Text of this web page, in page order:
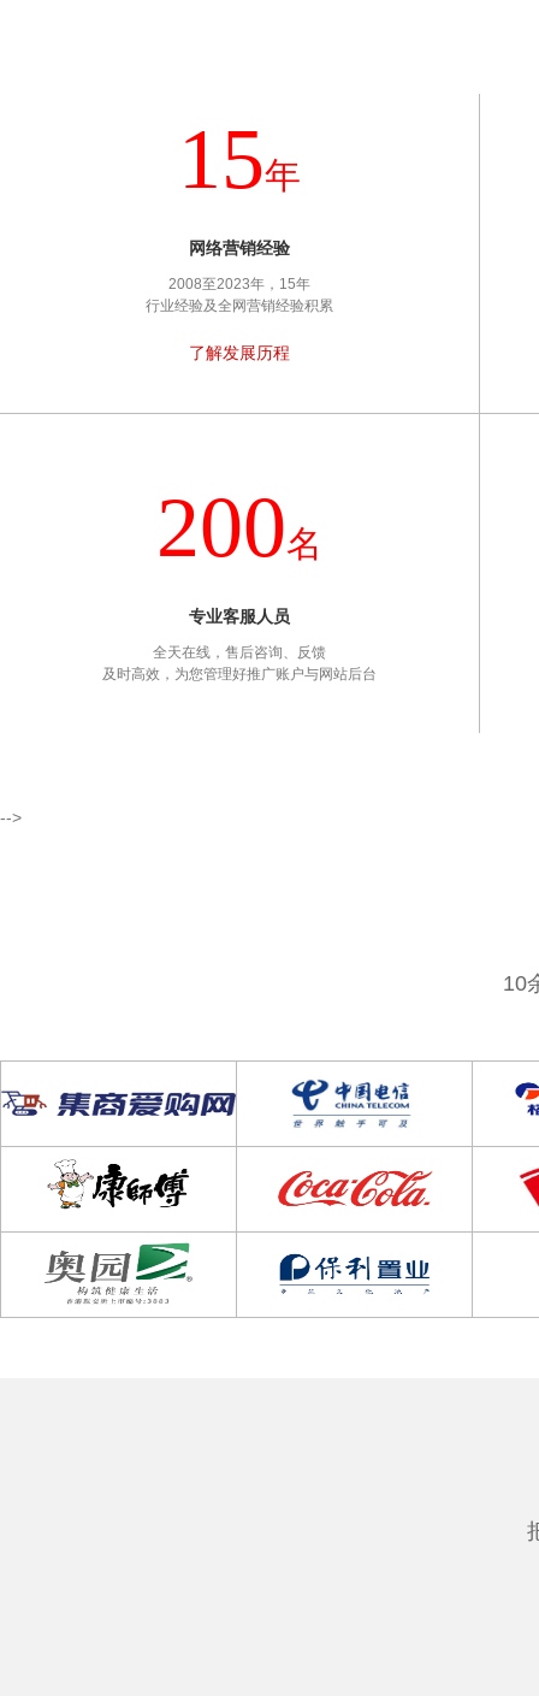
15年
网络营销经验
2008至2023年，15年
行业经验及全网营销经验积累
了解发展历程
200名
专业客服人员
全天在线，售后咨询、反馈
及时高效，为您管理好推广账户与网站后台
-->
10